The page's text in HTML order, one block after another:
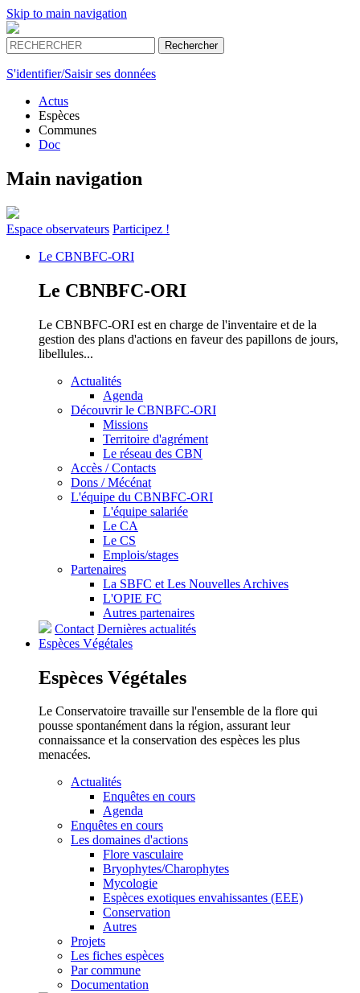
Skip to main navigation
S'identifier/Saisir ses données
Actus
Espèces
Communes
Doc
Main navigation
Espace observateurs Participez !
Le CBNBFC-ORI
Le CBNBFC-ORI
Le CBNBFC-ORI est en charge de l'inventaire et de la
gestion des plans d'actions en faveur des papillons de jours,
libellules...
Actualités
Agenda
Découvrir le CBNBFC-ORI
Missions
Territoire d'agrément
Le réseau des CBN
Accès / Contacts
Dons / Mécénat
L'équipe du CBNBFC-ORI
L'équipe salariée
Le CA
Le CS
Emplois/stages
Partenaires
La SBFC et Les Nouvelles Archives
L'OPIE FC
Autres partenaires
Contact Dernières actualités
Espèces Végétales
Espèces Végétales
Le Conservatoire travaille sur l'ensemble de la flore qui
pousse spontanément dans la région, assurant leur
connaissance et la conservation des espèces les plus
menacées.
Actualités
Enquêtes en cours
Agenda
Enquêtes en cours
Les domaines d'actions
Flore vasculaire
Bryophytes/Charophytes
Mycologie
Espèces exotiques envahissantes (EEE)
Conservation
Autres
Projets
Les fiches espèces
Par commune
Documentation